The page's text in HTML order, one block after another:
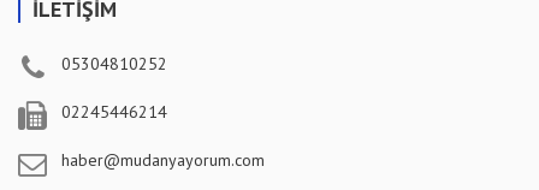
İLETİŞİM
05304810252
02245446214
haber@mudanyayorum.com